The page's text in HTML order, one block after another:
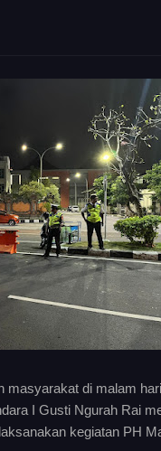
masyarakat di malam
I Gusti Ngurah Rai
kegiatan PH